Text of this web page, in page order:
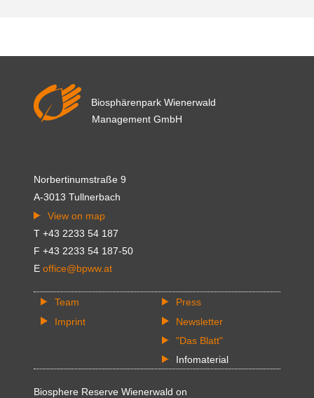
Biosphärenpark Wienerwald
Management GmbH
Norbertinumstraße 9
A-3013 Tullnerbach
View on map
T +43 2233 54 187
F +43 2233 54 187-50
E office@bpww.at
Team
Imprint
Press
Newsletter
"Das Blatt"
Infomaterial
Biosphere Reserve Wienerwald on